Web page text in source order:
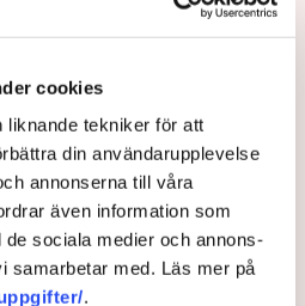
cookies
liknande tekniker för att
din användarupplevelse
annonserna till våra
även information som
sociala medier och annons-
samarbetar med. Läs mer på
.
ger kullager